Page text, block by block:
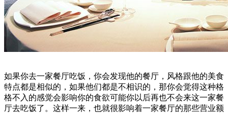
如果你去一家餐厅吃饭，你会发现他的餐厅，风格跟他的美食
特点都是相似的，如果他们都是不相识的，那你会觉得这种格
格不入的感觉会影响你的食欲可能你以后再也不会来这一家餐
厅去吃饭了。这样一来，也就很影响着一家餐厅的那些营业额